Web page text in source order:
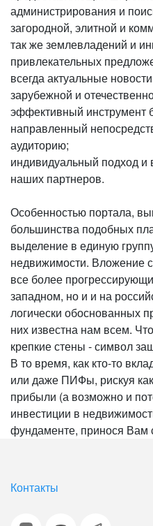
администрирования и
загородной, элитной и
так же землевладений и
привлекательных
всегда актуальные
зарубежной и
эффективный инструмент
направленный
аудиторию;
индивидуальный подход
наших партнеров.
Особенностью портала,
большинства подобных
выделение в единую
недвижимости. Вложение
все более
западном, но и и на
логически обоснованных
них известна нам всем.
крепкие стены - символ
В то время, как кто-то
или даже ПИФы, рискуя
прибыли (а возможно и
инвестиции в
фундаменте, принося Вам
Контакты